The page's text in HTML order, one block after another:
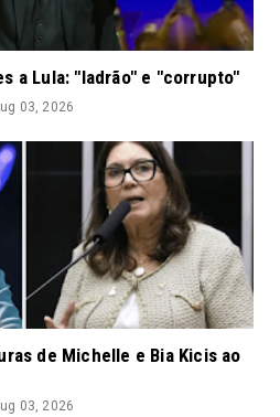
a Lula: "ladrão" e "corrupto"
03, 2026
de Michelle e Bia Kicis ao
03, 2026